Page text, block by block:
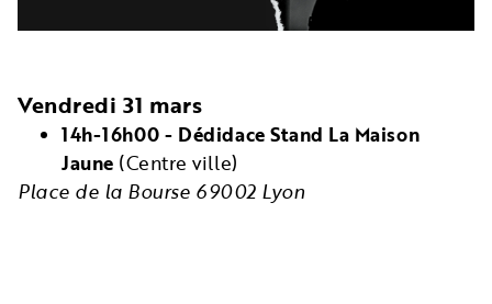
Vendredi 31 mars
14h-16h00 - Dédidace Stand La Maison
Jaune (Centre ville)
Place de la Bourse 69002 Lyon